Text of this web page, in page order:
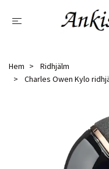
Hem
Ridhjälm
Charles Owen Kylo